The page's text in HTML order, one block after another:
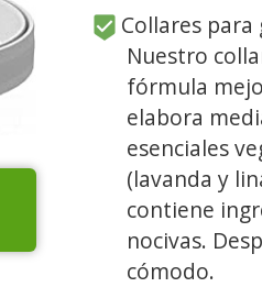
Collares para
Nuestro
fórmula
elabora
esenciales
(lavanda y
contiene
nocivas.
cómodo.